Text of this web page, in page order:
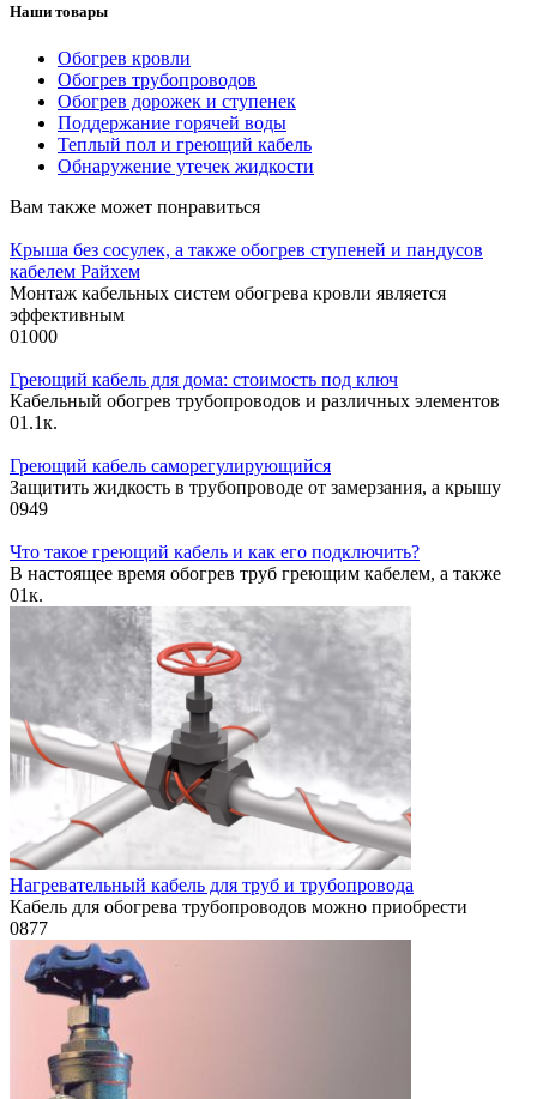
Наши товары
Обогрев кровли
Обогрев трубопроводов
Обогрев дорожек и ступенек
Поддержание горячей воды
Теплый пол и греющий кабель
Обнаружение утечек жидкости
Вам также может понравиться
Крыша без сосулек, а также обогрев ступеней и пандусов
кабелем Райхем
Монтаж кабельных систем обогрева кровли является
эффективным
01000
Греющий кабель для дома: стоимость под ключ
Кабельный обогрев трубопроводов и различных элементов
01.1к.
Греющий кабель саморегулирующийся
Защитить жидкость в трубопроводе от замерзания, а крышу
0949
Что такое греющий кабель и как его подключить?
В настоящее время обогрев труб греющим кабелем, а также
01к.
Нагревательный кабель для труб и трубопровода
Кабель для обогрева трубопроводов можно приобрести
0877